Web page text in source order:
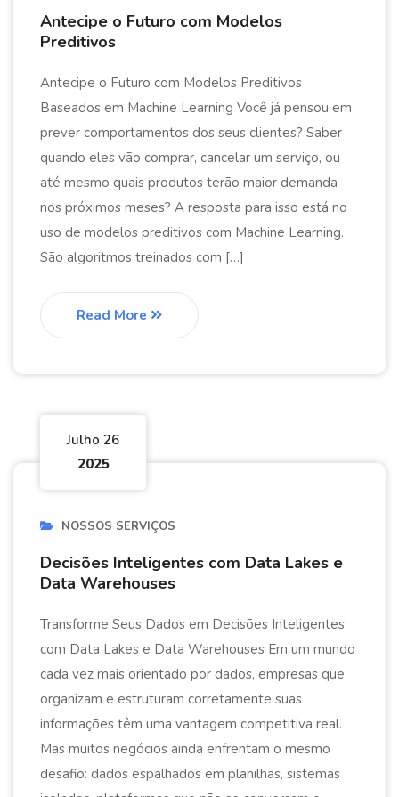
Antecipe o Futuro com Modelos
Preditivos
Antecipe o Futuro com Modelos Preditivos
Baseados em Machine Learning Você já pensou em
prever comportamentos dos seus clientes? Saber
quando eles vão comprar, cancelar um serviço, ou
até mesmo quais produtos terão maior demanda
nos próximos meses? A resposta para isso está no
uso de modelos preditivos com Machine Learning.
São algoritmos treinados com […]
Read More
Julho 26
2025
NOSSOS SERVIÇOS
Decisões Inteligentes com Data Lakes e
Data Warehouses
Transforme Seus Dados em Decisões Inteligentes
com Data Lakes e Data Warehouses Em um mundo
cada vez mais orientado por dados, empresas que
organizam e estruturam corretamente suas
informações têm uma vantagem competitiva real.
Mas muitos negócios ainda enfrentam o mesmo
desafio: dados espalhados em planilhas, sistemas